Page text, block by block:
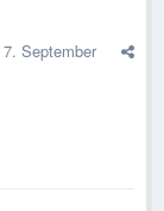
7. September